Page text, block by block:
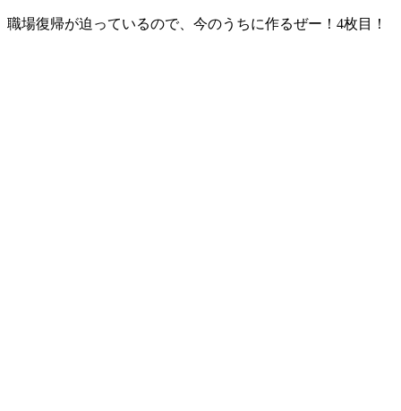
職場復帰が迫っているので、今のうちに作るぜー！4枚目！